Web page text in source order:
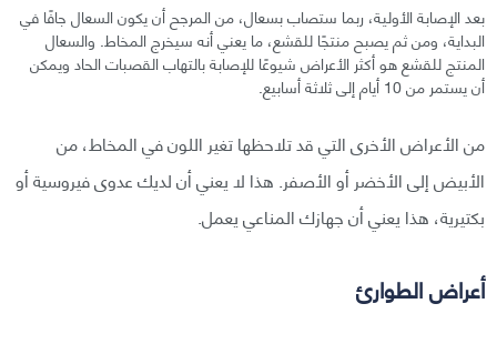
بعد الإصابة الأولية، ربما ستصاب بسعال، من المرجح أن يكون السعال جافًا في
البداية، ومن ثم يصبح منتجًا للقشع، ما يعني أنه سيخرج المخاط. والسعال
المنتج للقشع هو أكثر الأعراض شيوعًا للإصابة بالتهاب القصبات الحاد ويمكن
أن يستمر من 10 أيام إلى ثلاثة أسابيع.
من الأعراض الأخرى التي قد تلاحظها تغير اللون في المخاط، من
الأبيض إلى الأخضر أو الأصفر. هذا لا يعني أن لديك عدوى فيروسية أو
بكتيرية، هذا يعني أن جهازك المناعي يعمل.
أعراض الطوارئ